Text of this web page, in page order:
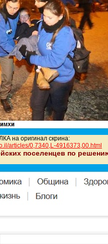
на оригинал скрина:
articles/0,7340,L-4916373,00.html
поселенцев по